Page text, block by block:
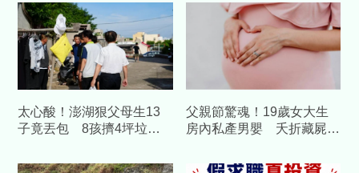
太心酸！澎湖狠父母生13
子竟丟包 8孩擠4坪垃圾
父親節驚魂！19歲女大生
房內私產男嬰 夭折藏屍